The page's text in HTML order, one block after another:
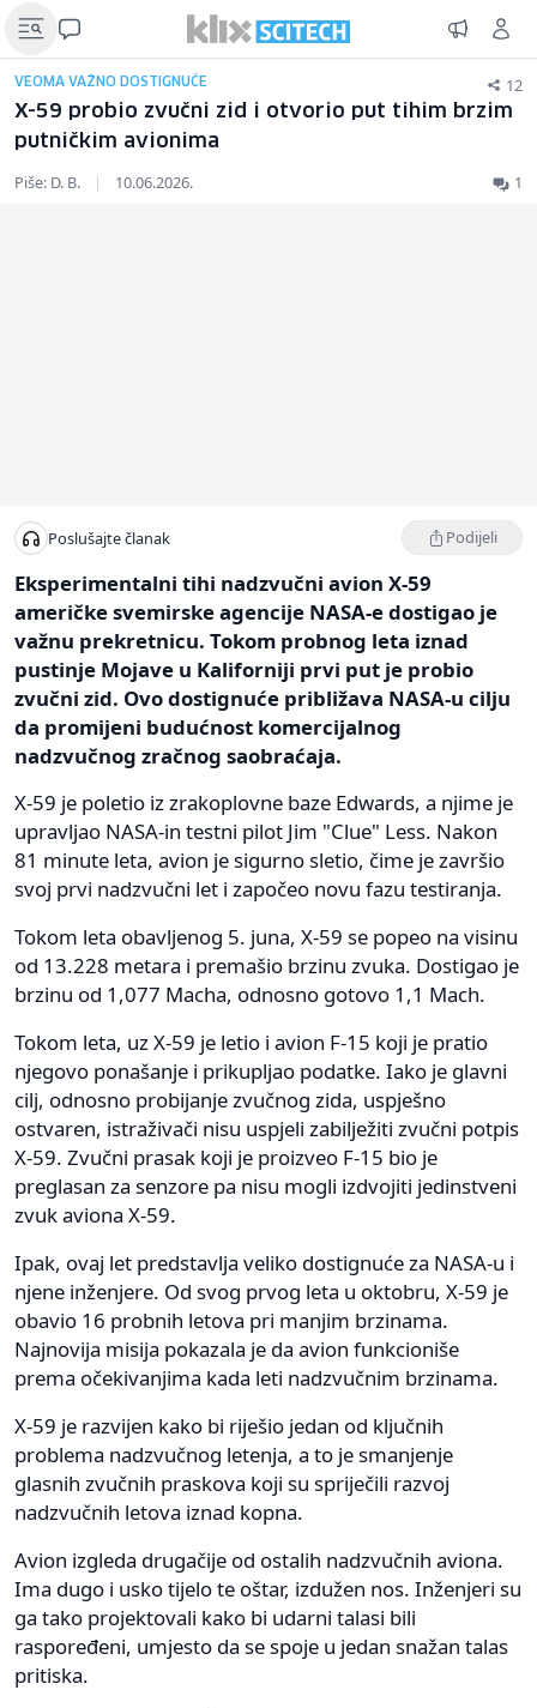
VEOMA VAŽNO DOSTIGNUĆE 12
X-59 probio zvučni zid i otvorio put tihim brzim
putničkim avionima
Piše: D. B. | 10.06.2026. 1
Poslušajte članak Podijeli
Eksperimentalni tihi nadzvučni avion X-59
američke svemirske agencije NASA-e dostigao je
važnu prekretnicu. Tokom probnog leta iznad
pustinje Mojave u Kaliforniji prvi put je probio
zvučni zid. Ovo dostignuće približava NASA-u cilju
da promijeni budućnost komercijalnog
nadzvučnog zračnog saobraćaja.
X-59 je poletio iz zrakoplovne baze Edwards, a njime je
upravljao NASA-in testni pilot Jim "Clue" Less. Nakon
81 minute leta, avion je sigurno sletio, čime je završio
svoj prvi nadzvučni let i započeo novu fazu testiranja.
Tokom leta obavljenog 5. juna, X-59 se popeo na visinu
od 13.228 metara i premašio brzinu zvuka. Dostigao je
brzinu od 1,077 Macha, odnosno gotovo 1,1 Mach.
Tokom leta, uz X-59 je letio i avion F-15 koji je pratio
njegovo ponašanje i prikupljao podatke. Iako je glavni
cilj, odnosno probijanje zvučnog zida, uspješno
ostvaren, istraživači nisu uspjeli zabilježiti zvučni potpis
X-59. Zvučni prasak koji je proizveo F-15 bio je
preglasan za senzore pa nisu mogli izdvojiti jedinstveni
zvuk aviona X-59.
Ipak, ovaj let predstavlja veliko dostignuće za NASA-u i
njene inženjere. Od svog prvog leta u oktobru, X-59 je
obavio 16 probnih letova pri manjim brzinama.
Najnovija misija pokazala je da avion funkcioniše
prema očekivanjima kada leti nadzvučnim brzinama.
X-59 je razvijen kako bi riješio jedan od ključnih
problema nadzvučnog letenja, a to je smanjenje
glasnih zvučnih praskova koji su spriječili razvoj
nadzvučnih letova iznad kopna.
Avion izgleda drugačije od ostalih nadzvučnih aviona.
Ima dugo i usko tijelo te oštar, izdužen nos. Inženjeri su
ga tako projektovali kako bi udarni talasi bili
raspoređeni, umjesto da se spoje u jedan snažan talas
pritiska.